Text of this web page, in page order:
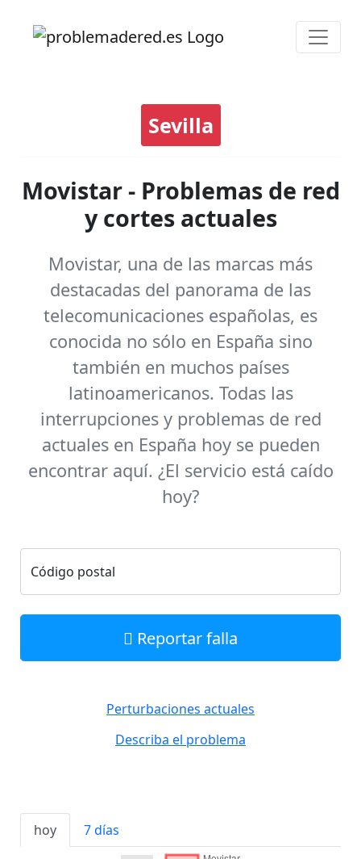
Sevilla
Movistar - Problemas de red
y cortes actuales
Movistar, una de las marcas más
destacadas del panorama de las
telecomunicaciones españolas, es
conocida no sólo en España sino
también en muchos países
latinoamericanos. Todas las
interrupciones y problemas de red
actuales en España hoy se pueden
encontrar aquí. ¿El servicio está caído
hoy?
Código postal
Reportar falla
Perturbaciones actuales
Describa el problema
hoy 7 días